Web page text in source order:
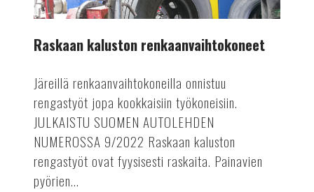
Raskaan kaluston renkaanvaihtokoneet
Järeillä renkaanvaihtokoneilla onnistuu
rengastyöt jopa kookkaisiin työkoneisiin.
JULKAISTU SUOMEN AUTOLEHDEN
NUMEROSSA 9/2022 Raskaan kaluston
rengastyöt ovat fyysisesti raskaita. Painavien
pyörien...